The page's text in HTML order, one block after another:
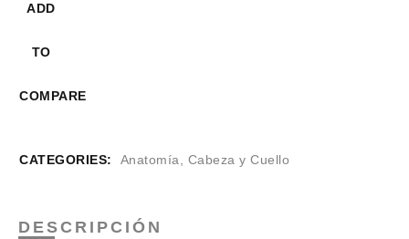
ADD
TO
COMPARE
CATEGORIES: Anatomía Cabeza y Cuello
DESCRIPCIÓN